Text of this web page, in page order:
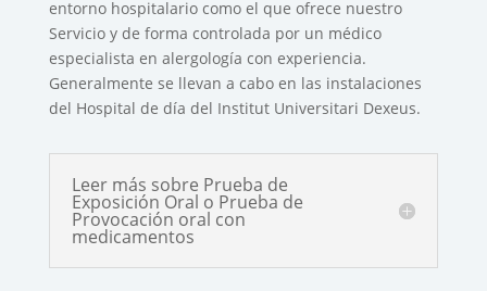
entorno hospitalario como el que ofrece nuestro
Servicio y de forma controlada por un médico
especialista en alergología con experiencia.
Generalmente se llevan a cabo en las instalaciones
del Hospital de día del Institut Universitari Dexeus.
Leer más sobre Prueba de
Exposición Oral o Prueba de
Provocación oral con
medicamentos